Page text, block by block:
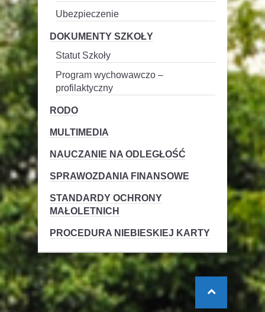
Ubezpieczenie
DOKUMENTY SZKOŁY
Statut Szkoły
Program wychowawczo –
profilaktyczny
RODO
MULTIMEDIA
NAUCZANIE NA ODLEGŁOŚĆ
SPRAWOZDANIA FINANSOWE
STANDARDY OCHRONY
MAŁOLETNICH
PROCEDURA NIEBIESKIEJ KARTY